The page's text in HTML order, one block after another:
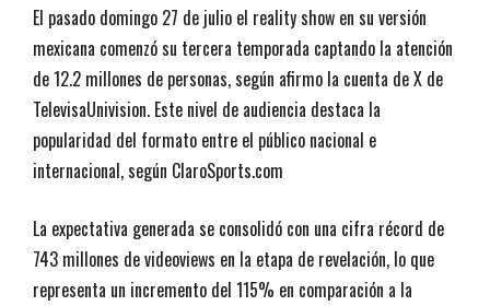
El pasado domingo 27 de julio el reality show en su versión
mexicana comenzó su tercera temporada captando la atención
de 12.2 millones de personas, según afirmo la cuenta de X de
TelevisaUnivision. Este nivel de audiencia destaca la
popularidad del formato entre el público nacional e
internacional, según ClaroSports.com
La expectativa generada se consolidó con una cifra récord de
743 millones de videoviews en la etapa de revelación, lo que
representa un incremento del 115% en comparación a la